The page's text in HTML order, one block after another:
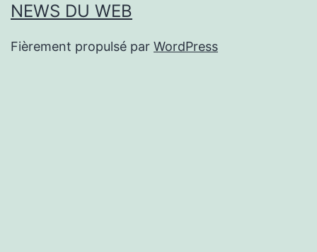
NEWS DU WEB
Fièrement propulsé par WordPress